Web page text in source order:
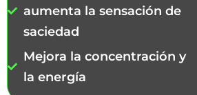
aumenta la sensación de
saciedad
Mejora la concentración y
la energía